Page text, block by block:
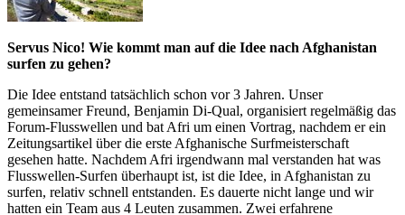
Servus Nico! Wie kommt man auf die Idee nach Afghanistan
surfen zu gehen?
Die Idee entstand tatsächlich schon vor 3 Jahren. Unser
gemeinsamer Freund, Benjamin Di-Qual, organisiert regelmäßig das
Forum-Flusswellen und bat Afri um einen Vortrag, nachdem er ein
Zeitungsartikel über die erste Afghanische Surfmeisterschaft
gesehen hatte. Nachdem Afri irgendwann mal verstanden hat was
Flusswellen-Surfen überhaupt ist, ist die Idee, in Afghanistan zu
surfen, relativ schnell entstanden. Es dauerte nicht lange und wir
hatten ein Team aus 4 Leuten zusammen. Zwei erfahrene